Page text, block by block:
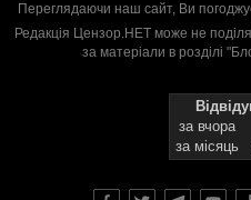
Переглядаючи наш сайт, Ви
Редакція Цензор.НЕТ може не
за матеріали в розділі
за вчора
за місяць